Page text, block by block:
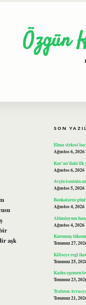
Özgün
aşk
SON
Elma sirkesi
Ağustos 6, 2026
Kur’an’daki ilk
Ağustos 6, 2026
Avşin isminin
Ağustos 5, 2026
Bankaların
Ağustos 4, 2026
Alüminyum
Ağustos 4, 2026
Kurumuş
Temmuz 27,
Kiliseye regl
Temmuz 25,
Kadın egemen
Temmuz 23,
Trabzon
Temmuz 21,